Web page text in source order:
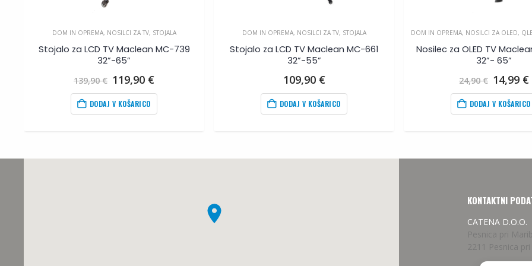
DOM IN OPREMA, NOSILCI ZA TV, STOJALA
Stojalo za LCD TV Maclean MC-739
32”-65”
139,90€ Izvirna
cena
je
bila:
119,90 €Trenutna
cena
119,90
DODAJ V KOŠARICO
DOM IN OPREMA, NOSILCI ZA TV, STOJALA
Stojalo za LCD TV Maclean MC-661
32”-55”
109,90 €
DODAJ V KOŠARICO
DOM IN OPREMA, NOSILCI ZA OLED,
Nosilec za OLED TV
32”- 65”
24,90€ Izvirna
cena
je
bila:
14,99 €
DODAJ V KOŠARICO
KONTAKTNI
CATENA D.O.O.
Pesnica pri
2211 Pesnica